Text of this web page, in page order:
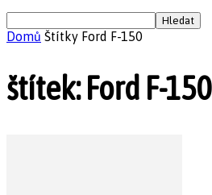
Domů Štítky Ford F-150
štítek: Ford F-150